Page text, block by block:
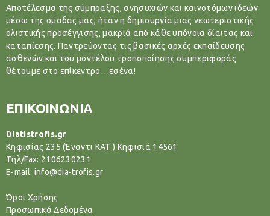
Αποτέλεσμα της σύμπραξης, ανησυχιών και καινοτόμων ιδεών
μέσω της ομαδας μας, ήταν η δημιουργία μιας νεωτεριστικής
ολιστικής προσέγγισης, μακριά από κάθε υπόνοια δίαιτας και
καταπίεσης. Παντρεύοντας τις βασικές αρχές εκπαίδευσης
ασθενών και του μοντέλου τροποποίησης συμπεριφοράς
θέτουμε στο επίκεντρο…εσένα!
ΕΠΙΚΟΙΝΩΝΙΑ
Diatistrofis.gr
Κηφισίας 235 (Έναντι ΚΑΤ ) Κηφισιά 14561
Tηλ/Fax: 2106230231
E-mail: info@dia-trofis.gr
Όροι Χρήσης
Προσωπικά Δεδομένα